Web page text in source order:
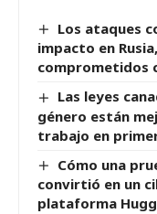
Los ataques
impacto en
comprometidos
Las leyes
género están
trabajo en
Cómo una
convirtió en un
plataforma